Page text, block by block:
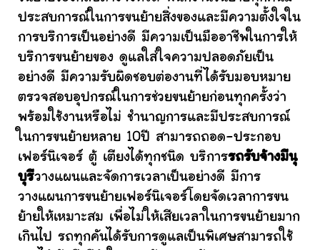
ประสบการณ์ในการขนย้ายสิ่งของและมีความตั้งใจใน
การบริการเป็นอย่างดี มีความเป็นมืออาชีพในการให้
บริการขนย้ายของ ดูแลใส่ใจความปลอดภัยเป็น
อย่างดี มีความรับผิดชอบต่องานที่ได้รับมอบหมาย
ตรวจสอบอุปกรณ์ในการช่วยขนย้ายก่อนทุกครั้งว่า
พร้อมใช้งานหรือไม่ ชำนาญการและมีประสบการณ์
ในการขนย้ายหลาย 10ปี สามารถถอด-ประกอบ
เฟอร์นิเจอร์ ตู้ เตียงได้ทุกชนิด บริการรถรับจ้างมีนุ
บุรีวางแผนและจัดการเวลาเป็นอย่างดี มีการ
วางแผนการขนย้ายเฟอร์นิเจอร์โดยจัดเวลาการขน
ย้ายให้เหมาะสม เพื่อไม่ให้เสียเวลาในการขนย้ายมาก
เกินไป รถทุกคันได้รับการดูแลเป็นพิเศษสามารถใช้